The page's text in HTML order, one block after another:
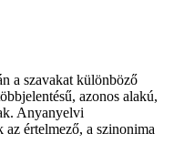
a szavakat különböző
azonos alakú,
Anyanyelvi
az értelmező, a szinonima